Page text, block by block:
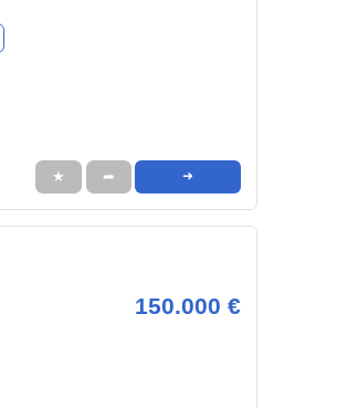
★ ➦ ➜
150.000 €